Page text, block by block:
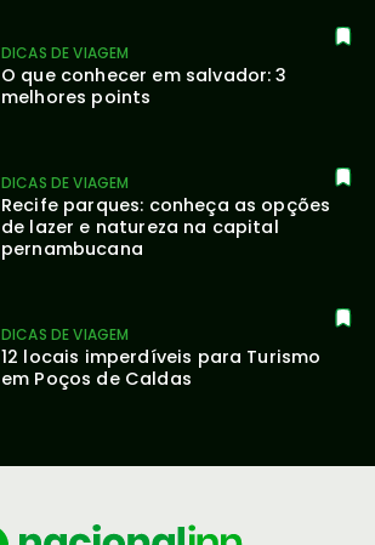
DICAS DE VIAGEM
O que conhecer em salvador: 3
melhores points
DICAS DE VIAGEM
Recife parques: conheça as opções
de lazer e natureza na capital
pernambucana
DICAS DE VIAGEM
12 locais imperdíveis para Turismo
em Poços de Caldas